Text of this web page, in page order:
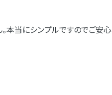
本当にシンプルですのでご安心